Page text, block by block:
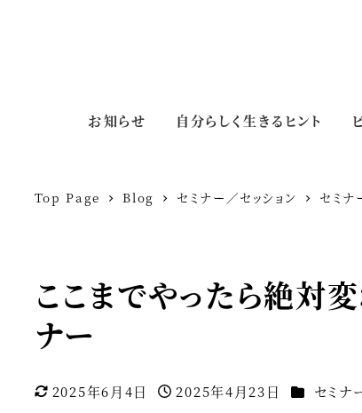
お知らせ 自分らしく生きるヒント
Top Page Blog セミナー／セッション セミナ
ここまでやったら絶対
ナー
更新日
2025年6月4日
投稿日
2025年4月23日 カテゴリー
セミナ